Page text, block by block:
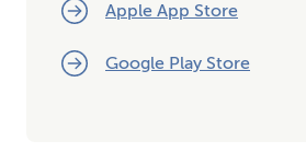
Apple App Store
Google Play Store